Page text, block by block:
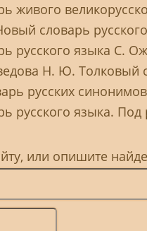
живого
словарь
русского языка С.
Н. Ю. Толковый
русских
русского языка.
или опишите